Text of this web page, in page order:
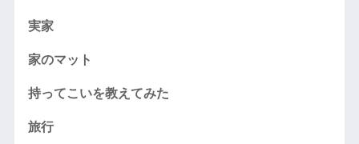
実家
家のマット
持ってこいを教えてみた
旅行